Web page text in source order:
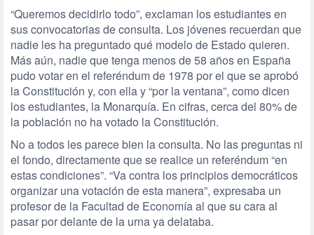
“Queremos decidirlo todo”, exclaman los estudiantes en
sus convocatorias de consulta. Los jóvenes recuerdan que
nadie les ha preguntado qué modelo de Estado quieren.
Más aún, nadie que tenga menos de 58 años en España
pudo votar en el referéndum de 1978 por el que se aprobó
la Constitución y, con ella y “por la ventana”, como dicen
los estudiantes, la Monarquía. En cifras, cerca del 80% de
la población no ha votado la Constitución.
No a todos les parece bien la consulta. No las preguntas ni
el fondo, directamente que se realice un referéndum “en
estas condiciones”. “Va contra los principios democráticos
organizar una votación de esta manera”, expresaba un
profesor de la Facultad de Economía al que su cara al
pasar por delante de la urna ya delataba.